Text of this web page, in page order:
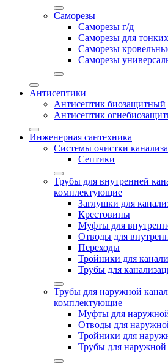
Саморезы
Саморезы г/д
Саморезы для
Саморезы
Саморезы
Антисептики
Антисептик биозащитный
Антисептик
Инженерная сантехника
Системы очистки
Септики
Трубы для внутренней
комплектующие
Заглушки для
Крестовины
Муфты для
Отводы для
Переходы
Тройники для
Трубы для
Трубы для наружной
комплектующие
Муфты для
Отводы для
Тройники для
Трубы для наружной